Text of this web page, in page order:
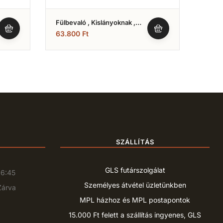
Fülbevaló , Kislányoknak ,
Fehér Arany 3 Köves
Hagyományos Fazonú (Nr.12)
63.800 Ft
SZÁLLÍTÁS
GLS futárszolgálat
Személyes átvétel üzletünkben
MPL házhoz és MPL postapontok
15.000 Ft felett a szállítás ingyenes, GLS